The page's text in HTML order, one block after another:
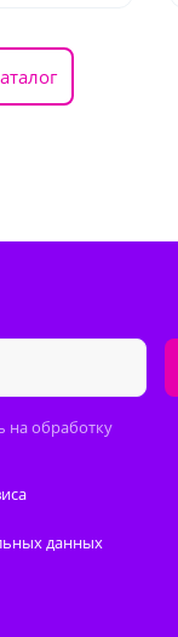
на обработку
данных